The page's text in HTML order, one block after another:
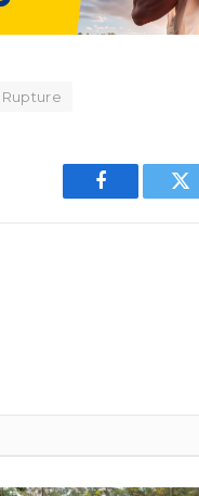
Rupture
Facebook